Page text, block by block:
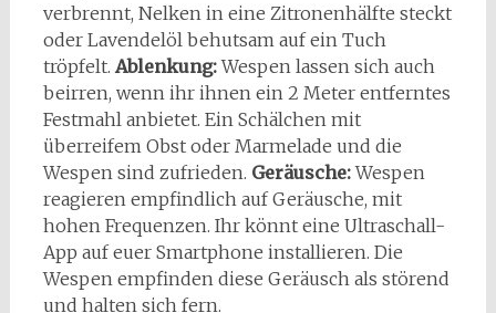
verbrennt, Nelken in eine Zitronenhälfte steckt
oder Lavendelöl behutsam auf ein Tuch
tröpfelt. Ablenkung:Wespen lassen sich auch
beirren, wenn ihr ihnen ein 2 Meter entferntes
Festmahl anbietet. Ein Schälchen mit
überreifem Obst oder Marmelade und die
Wespen sind zufrieden. Geräusche:Wespen
reagieren empfindlich auf Geräusche, mit
hohen Frequenzen. Ihr könnt eine Ultraschall-
App auf euer Smartphone installieren. Die
Wespen empfinden diese Geräusch als störend
und halten sich fern.